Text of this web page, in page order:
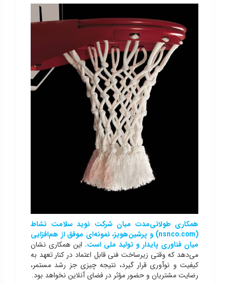
همکاری طولانی‌مدت میان شرکت نوید سلامت نشاط
(nsnco.com)
و پرشین‌هویز، نمونه‌ای موفق از هم‌افزایی
میان فناوری پایدار و تولید ملی است. این همکاری نشان
می‌دهد که وقتی زیرساخت فنی قابل اعتماد در کنار تعهد به
کیفیت و نوآوری قرار گیرد، نتیجه چیزی جز رشد مستمر،
رضایت مشتریان و حضور مؤثر در فضای آنلاین نخواهد بود.